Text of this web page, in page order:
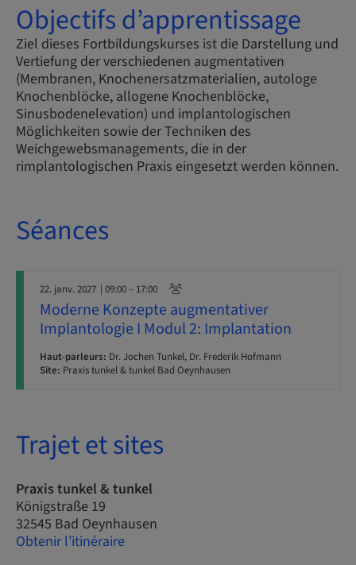
Objectifs d’apprentissage
Ziel dieses Fortbildungskurses ist die Darstellung und
Vertiefung der verschiedenen augmentativen
(Membranen, Knochenersatzmaterialien, autologe
Knochenblöcke, allogene Knochenblöcke,
Sinusbodenelevation) und implantologischen
Möglichkeiten sowie der Techniken des
Weichgewebsmanagements, die in der
rimplantologischen Praxis eingesetzt werden können.
Séances
22. janv. 2027 | 09:00 – 17:00
Moderne Konzepte augmentativer
Implantologie I Modul 2: Implantation
Haut-parleurs: Dr. Jochen Tunkel, Dr. Frederik Hofmann
Site: Praxis tunkel & tunkel Bad Oeynhausen
Trajet et sites
Praxis tunkel & tunkel
Königstraße 19
32545 Bad Oeynhausen
Obtenir l’itinéraire